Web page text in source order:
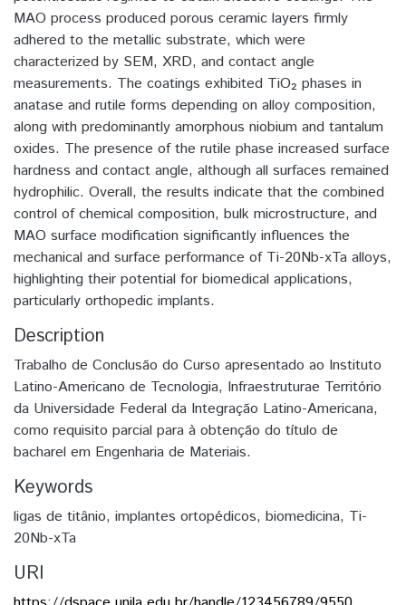
MAO process produced porous ceramic layers firmly
adhered to the metallic substrate, which were
characterized by SEM, XRD, and contact angle
measurements. The coatings exhibited TiO₂ phases in
anatase and rutile forms depending on alloy composition,
along with predominantly amorphous niobium and tantalum
oxides. The presence of the rutile phase increased surface
hardness and contact angle, although all surfaces remained
hydrophilic. Overall, the results indicate that the combined
control of chemical composition, bulk microstructure, and
MAO surface modification significantly influences the
mechanical and surface performance of Ti-20Nb-xTa alloys,
highlighting their potential for biomedical applications,
particularly orthopedic implants.
Description
Trabalho de Conclusão do Curso apresentado ao Instituto
Latino-Americano de Tecnologia, Infraestruturae Território
da Universidade Federal da Integração Latino-Americana,
como requisito parcial para à obtenção do título de
bacharel em Engenharia de Materiais.
Keywords
ligas de titânio, implantes ortopédicos, biomedicina, Ti-
20Nb-xTa
URI